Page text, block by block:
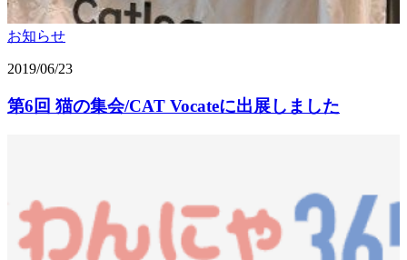
お知らせ
2019/06/23
第6回 猫の集会/CAT Vocateに出展しました